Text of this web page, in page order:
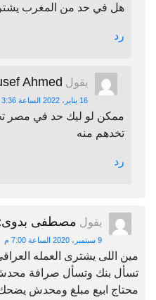
هل في حد من المغرب
رد
يقول Ahmed
16 يناير، 2022 الساعة 3:36 م
ممكن لو ليك حد في مصر
تخدهم منه
رد
يقول مصطفى بدوى:
9 سبتمبر، 2020 الساعة 7:00 م
مين اللى يشترى العمله
تسأل بنك وتسأل صرافة
محتاج ابيع مبلغ ومحدش